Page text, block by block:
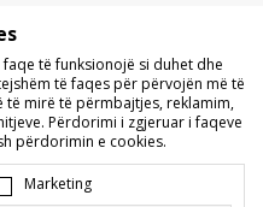
nga faqet e internetit
dhe i referohet logove, markave
caktimi i tyre palëve të treta,
i tyre për ndonjë për qëllime, pa
BDS.MK DOOEL.
përshkrimin e produktit, foton
që të gjitha informacionet
produktet e shfaqura në faqe
të funksionojë si duhet dhe
të faqes për përvojën më të
mirë të përmbajtjes, reklamim,
Përdorimi i zgjeruar i faqeve
përdorimin e cookies.
Marketing